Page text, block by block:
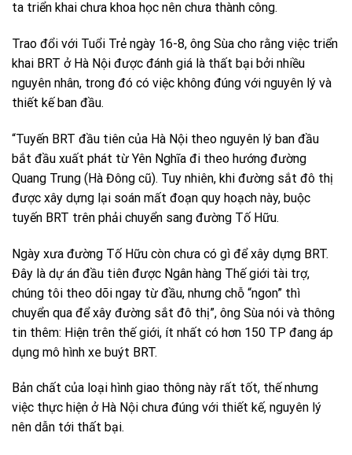
ta triển khai chưa khoa học nên chưa thành công.
Trao đổi với Tuổi Trẻ ngày 16-8, ông Sùa cho rằng việc triển
khai BRT ở Hà Nội được đánh giá là thất bại bởi nhiều
nguyên nhân, trong đó có việc không đúng với nguyên lý và
thiết kế ban đầu.
“Tuyến BRT đầu tiên của Hà Nội theo nguyên lý ban đầu
bắt đầu xuất phát từ Yên Nghĩa đi theo hướng đường
Quang Trung (Hà Đông cũ). Tuy nhiên, khi đường sắt đô thị
được xây dựng lại soán mất đoạn quy hoạch này, buộc
tuyến BRT trên phải chuyển sang đường Tố Hữu.
Ngày xưa đường Tố Hữu còn chưa có gì để xây dựng BRT.
Đây là dự án đầu tiên được Ngân hàng Thế giới tài trợ,
chúng tôi theo dõi ngay từ đầu, nhưng chỗ “ngon” thì
chuyển qua để xây đường sắt đô thị”, ông Sùa nói và thông
tin thêm: Hiện trên thế giới, ít nhất có hơn 150 TP đang áp
dụng mô hình xe buýt BRT.
Bản chất của loại hình giao thông này rất tốt, thế nhưng
việc thực hiện ở Hà Nội chưa đúng với thiết kế, nguyên lý
nên dẫn tới thất bại.